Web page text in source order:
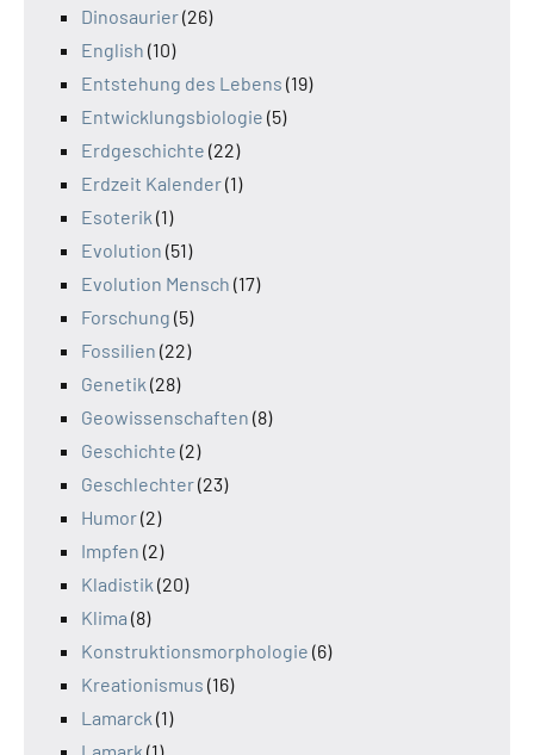
Dinosaurier(26)
English (10)
Entstehung des Lebens (19)
Entwicklungsbiologie (5)
Erdgeschichte (22)
Erdzeit Kalender(1)
Esoterik (1)
Evolution (51)
Evolution Mensch (17)
Forschung (5)
Fossilien (22)
Genetik (28)
Geowissenschaften (8)
Geschichte (2)
Geschlechter(23)
Humor(2)
Impfen (2)
Kladistik (20)
Klima (8)
Konstruktionsmorphologie (6)
Kreationismus (16)
Lamarck (1)
Lamark (1)